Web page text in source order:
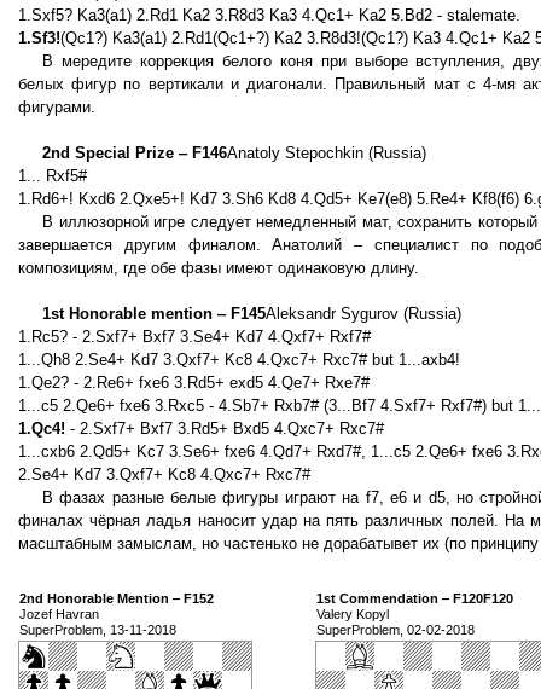
1.Sxf5? Ka3(a1) 2.Rd1 Ka2 3.R8d3 Ka3 4.Qc1+ Ka2 5.Bd2 - stalemate.
1.Sf3!(Qc1?) Ka3(a1) 2.Rd1(Qc1+?) Ka2 3.R8d3!(Qc1?) Ka3 4.Qc1+
В мередите коррекция белого коня при выборе вступления,
белых фигур по вертикали и диагонали. Правильный мат с 4-мя
фигурами.
2nd Special Prize ‒ F146Anatoly Stepochkin (Russia)
1... Rxf5#
1.Rd6+! Kxd6 2.Qxe5+! Kd7 3.Sh6 Kd8 4.Qd5+ Ke7(e8) 5.Re4+ Kf8(f6)
В иллюзорной игре следует немедленный мат, сохранить
завершается другим финалом. Анатолий – специалист по
композициям, где обе фазы имеют одинаковую длину.
1st Honorable mention ‒ F145Aleksandr Sygurov (Russia)
1.Rc5? - 2.Sxf7+ Bxf7 3.Se4+ Kd7 4.Qxf7+ Rxf7#
1...Qh8 2.Se4+ Kd7 3.Qxf7+ Kc8 4.Qxc7+ Rxc7# but 1...axb4!
1.Qe2? - 2.Re6+ fxe6 3.Rd5+ exd5 4.Qe7+ Rxe7#
1...c5 2.Qe6+ fxe6 3.Rxc5 - 4.Sb7+ Rxb7# (3...Bf7 4.Sxf7+ Rxf7#) but
1.Qc4! - 2.Sxf7+ Bxf7 3.Rd5+ Bxd5 4.Qxc7+ Rxc7#
1...cxb6 2.Qd5+ Kc7 3.Se6+ fxe6 4.Qd7+ Rxd7#, 1...c5 2.Qe6+ fxe6
2.Se4+ Kd7 3.Qxf7+ Kc8 4.Qxc7+ Rxc7#
В фазах разные белые фигуры играют на f7, e6 и d5, но
финалах чёрная ладья наносит удар на пять различных полей. На
масштабным замыслам, но частенько не дорабатывет их (по принципу
2nd Honorable Mention ‒ F152
Jozef Havran
SuperProblem, 13-11-2018
1st Commendation ‒ F120F120
Valery Kopyl
SuperProblem, 02-02-2018